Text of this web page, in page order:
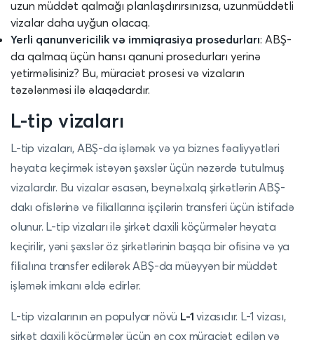
uzun müddət qalmağı planlaşdırırsınızsa, uzunmüddətli
vizalar daha uyğun olacaq.
Yerli qanunvericilik və immiqrasiya prosedurları: ABŞ-
da qalmaq üçün hansı qanuni prosedurları yerinə
yetirməlisiniz? Bu, müraciət prosesi və vizaların
təzələnməsi ilə əlaqədardır.
L-tip vizaları
L-tip vizaları, ABŞ-da işləmək və ya biznes fəaliyyətləri
həyata keçirmək istəyən şəxslər üçün nəzərdə tutulmuş
vizalardır. Bu vizalar əsasən, beynəlxalq şirkətlərin ABŞ-
dakı ofislərinə və filiallarına işçilərin transferi üçün istifadə
olunur. L-tip vizaları ilə şirkət daxili köçürmələr həyata
keçirilir, yəni şəxslər öz şirkətlərinin başqa bir ofisinə və ya
filialına transfer edilərək ABŞ-da müəyyən bir müddət
işləmək imkanı əldə edirlər.
L-tip vizalarının ən populyar növü L-1 vizasıdır. L-1 vizası,
şirkət daxili köçürmələr üçün ən çox müraciət edilən və